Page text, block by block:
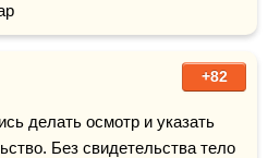
+82
делать осмотр и указать
Без свидетельства тело